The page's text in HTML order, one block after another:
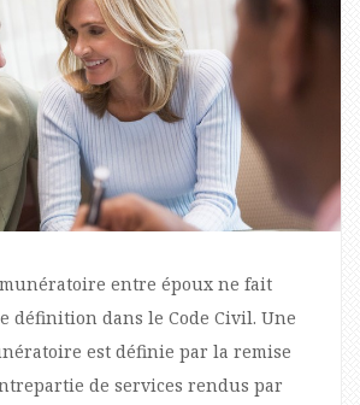
entre époux ne fait
définition dans le Code Civil. Une
est définie par la remise
de services rendus par